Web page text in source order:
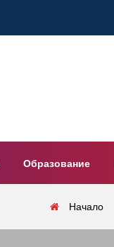
Образование
Начало